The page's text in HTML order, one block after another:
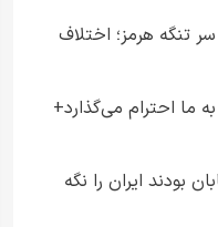
سر تنگه هرمز؛ اختلاف
به ما احترام می‌گذارد+
بودند ایران را نگه